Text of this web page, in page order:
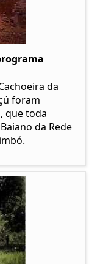
da
foram
que toda
da Rede